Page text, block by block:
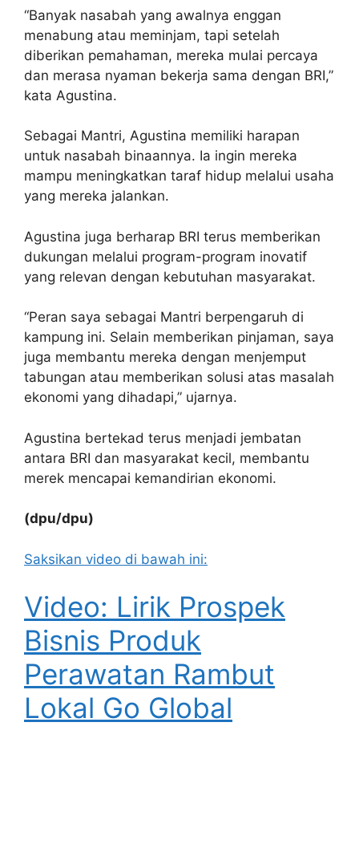
“Banyak nasabah yang awalnya enggan
menabung atau meminjam, tapi setelah
diberikan pemahaman, mereka mulai percaya
dan merasa nyaman bekerja sama dengan BRI,”
kata Agustina.
Sebagai Mantri, Agustina memiliki harapan
untuk nasabah binaannya. Ia ingin mereka
mampu meningkatkan taraf hidup melalui usaha
yang mereka jalankan.
Agustina juga berharap BRI terus memberikan
dukungan melalui program-program inovatif
yang relevan dengan kebutuhan masyarakat.
“Peran saya sebagai Mantri berpengaruh di
kampung ini. Selain memberikan pinjaman, saya
juga membantu mereka dengan menjemput
tabungan atau memberikan solusi atas masalah
ekonomi yang dihadapi,” ujarnya.
Agustina bertekad terus menjadi jembatan
antara BRI dan masyarakat kecil, membantu
merek mencapai kemandirian ekonomi.
(dpu/dpu)
Saksikan video di bawah ini:
Video: Lirik Prospek
Bisnis Produk
Perawatan Rambut
Lokal Go Global